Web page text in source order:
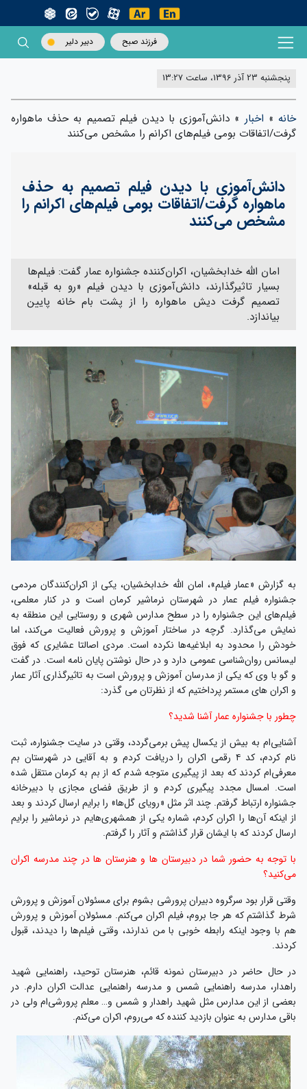
فرزند صبح دبیر دلیر
پنجشنبه 23 آذر 1396، ساعت 13:27
خانه» اخبار » دانش‌آموزی با دیدن فیلم تصمیم به حذف ماهواره
گرفت/اتفاقات بومی فیلم‌های اکرانم را مشخص می‌کنند
دانش‌آموزی با دیدن فیلم تصمیم به حذف
ماهواره گرفت/اتفاقات بومی فیلم‌های اکرانم را
مشخص می‌کنند
امان الله خدابخشیان، اکران‌کننده جشنواره عمار گفت: فیلم‌ها
بسیار تاثیرگذارند، دانش‌آموزی با دیدن فیلم «رو به قبله»
تصمیم گرفت دیش ماهواره را از پشت بام خانه پایین
بیاندازد.
به گزارش «عمار فیلم»، امان الله خدابخشیان، یکی از اکران‌کنندگان مردمی
جشنواره فیلم عمار در شهرستان نرماشیر کرمان است و در کنار معلمی،
فیلم‌های این جشنواره را در سطح مدارس شهری و روستایی این منطقه به
نمایش می‌گذارد. گرچه در ساختار آموزش و پرورش فعالیت می‌کند، اما
خودش را محدود به ابلاغیه‌ها نکرده است. مردی اصالتا عشایری که فوق
لیسانس روان‌شناسی عمومی دارد و در حال نوشتن پایان نامه است. در گفت
و گو با وی که یکی از مدرسان آموزش و پرورش است به تاثیرگذاری آثار عمار
و اکران های مستمر پرداختیم که از نظرتان می گذرد:
چطور با جشنواره عمار آشنا شدید؟
آشنایی‌ام به بیش از یکسال پیش بر‌‌می‌گردد، وقتی در سایت جشنواره، ثبت
نام کردم، کد‌ ۴ رقمی اکران را دریافت کردم و به آقایی در شهرستان بم
معرفی‌ام کردند که بعد از پیگیری متوجه شدم که از بم به کرمان منتقل شده
است. امسال مجدد پیگیری کردم و از طریق فضای مجازی با دبیرخانه
جشنواره ارتباط گرفتم. چند اثر مثل «رویای گل‌ها» را برایم ارسال کردند و بعد
از اینکه آن‌ها را اکران کردم، شماره یکی از همشهری‌هایم در نرماشیر را برایم
ارسال کردند که با ایشان قرار گذاشتم و آثار را گرفتم.
با توجه به حضور شما در دبیرستان ها و هنرستان ها در چند مدرسه اکران
می‌کنید؟
وقتی قرار بود سرگروه دبیران پرورشی بشوم برای مسئولان آموزش و پرورش
شرط گذاشتم که هر جا بروم، فیلم اکران می‌کنم. مسئولان آموزش و پرورش
هم با وجود اینکه رابطه خوبی با من ندارند، وقتی فیلم‌ها را دیدند، قبول
کردند.
در حال حاضر در دبیرستان نمونه قائم، هنرستان توحید، راهنمایی شهید
راهدار، مدرسه راهنمایی شمس و مدرسه راهنمایی عدالت اکران دارم. در
بعضی از این مدارس مثل شهید راهدار و شمس و… معلم پرورشی‌ام ولی در
باقی مدارس به عنوان بازدید کننده که می‌روم، اکران می‌کنم.